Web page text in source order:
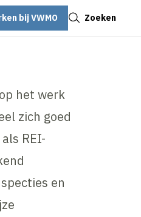
bij VWMO Zoeken
het werk
zich goed
REI-
en
Sluiten